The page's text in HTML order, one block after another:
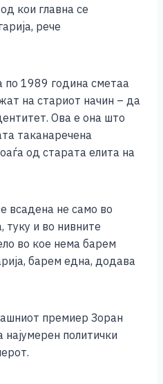
кои главна се
рече
по 1989 година сметаа
на стариот начин – да
Ова е она што
таканаречена
од старата елита на
всадена не само во
туку и во нивните
во кое нема барем
барем една, додава
премиер Зоран
најумерен политички